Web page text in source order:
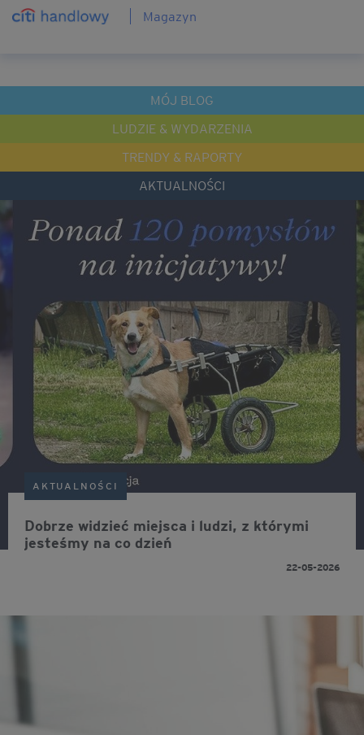
Magazyn
MÓJ BLOG
LUDZIE & WYDARZENIA
TRENDY & RAPORTY
AKTUALNOŚCI
AKTUALNOŚCI
Dobrze widzieć miejsca i ludzi, z którymi
jesteśmy na co dzień
22-05-2026